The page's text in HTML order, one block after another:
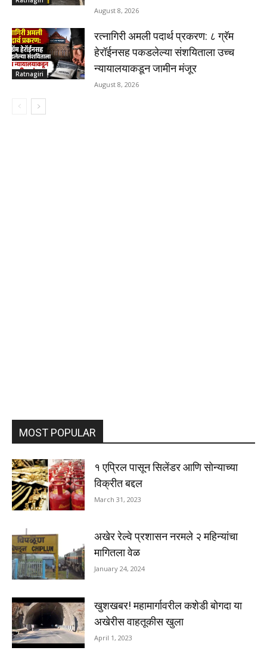
August 8, 2026
Ratnagiri
रत्नागिरी अमली पदार्थ प्रकरण: ८ ग्रॅम
हेरॉईनसह पकडलेल्या संशयिताला उच्च
न्यायालयाकडून जामीन मंजूर
August 8, 2026
MOST POPULAR
१ एप्रिल पासून सिलेंडर आणि सोन्याच्या
विक्रीत बद्दल
March 31, 2023
अखेर रेल्वे प्रशासन नरमले २ महिन्यांचा
मागितला वेळ
January 24, 2024
खुशखबर! महामार्गावरील कशेडी बोगदा या
अखेरीस वाहतूकीस खुला
April 1, 2023